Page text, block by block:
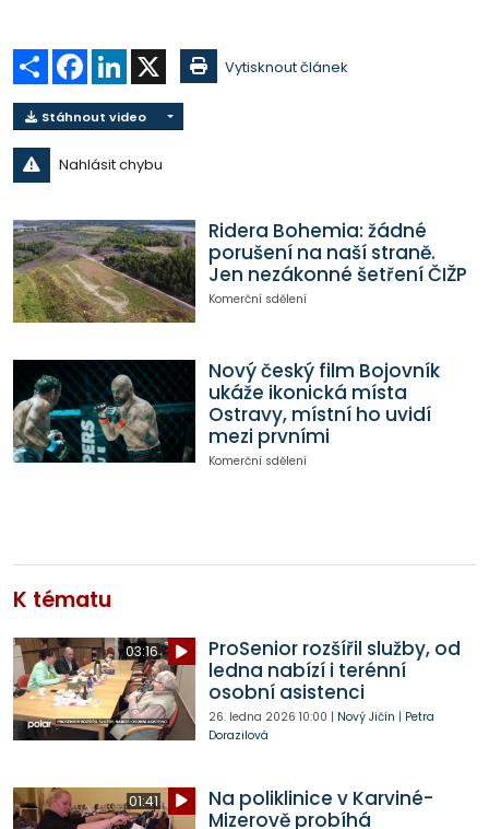
Sdílet Facebook
LinkedIn Vytisknout článek
Stáhnout video
Nahlásit chybu
Ridera Bohemia: žádné
porušení na naší straně.
Jen nezákonné šetření ČIŽP
Komerční sdělení
Nový český film Bojovník
ukáže ikonická místa
Ostravy, místní ho uvidí
mezi prvními
Komerční sdělení
K tématu
03:16
ProSenior rozšířil služby, od
ledna nabízí i terénní
osobní asistenci
26. ledna 2026 10:00 | Nový Jičín | Petra
Dorazilová
01:41
Na poliklinice v Karviné-
Mizerově probíhá